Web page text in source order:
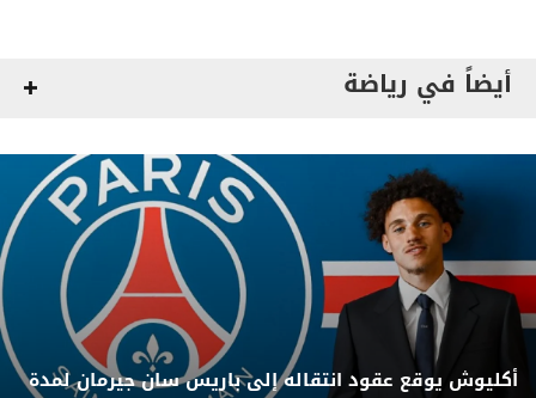
أيضاً في رياضة
أكليوش يوقع عقود انتقاله إلى باريس سان جيرمان لمدة